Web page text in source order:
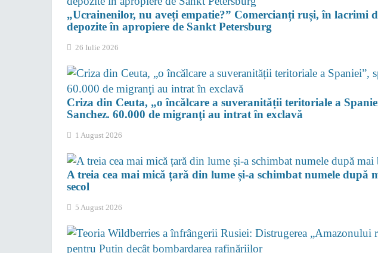
„Ucrainenilor, nu aveți empatie?” Comercianți ruși, în lacrimi
depozite în apropiere de Sankt Petersburg
26 Iulie 2026
Criza din Ceuta, „o încălcare a suveranității teritoriale a
Sanchez. 60.000 de migranţi au intrat în exclavă
1 August 2026
A treia cea mai mică țară din lume și-a schimbat numele după
secol
5 August 2026